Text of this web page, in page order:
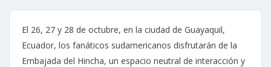
El 26, 27 y 28 de octubre, en la ciudad de Guayaquil,
Ecuador, los fanáticos sudamericanos disfrutarán de la
Embajada del Hincha, un espacio neutral de interacción y